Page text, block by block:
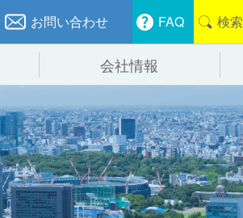
お問い合わせ FAQ 検索
仕分けシステム
保管システム
物流
食品
会社情報
会社概要
事業紹介